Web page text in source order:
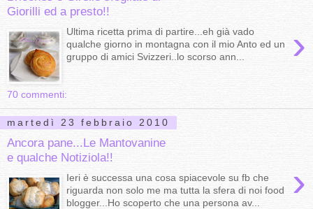
Giorilli ed a presto!!
›
Ultima ricetta prima di partire...eh già vado
qualche giorno in montagna con il mio Anto ed un
gruppo di amici Svizzeri..lo scorso ann...
70 commenti:
martedì 23 febbraio 2010
Ancora pane...Le Mantovanine
e qualche Notiziola!!
›
Ieri è successa una cosa spiacevole su fb che
riguarda non solo me ma tutta la sfera di noi food
blogger...Ho scoperto che una persona av...